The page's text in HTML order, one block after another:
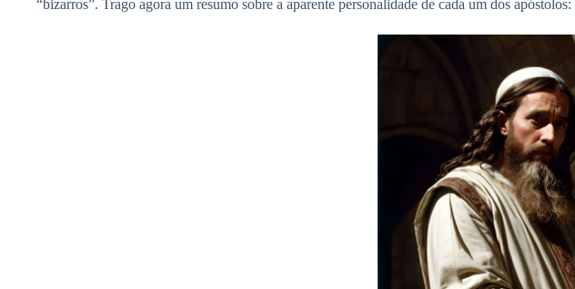
“bizarros”. Trago agora um resumo sobre a aparente personalidade de cada um dos apóstolos: